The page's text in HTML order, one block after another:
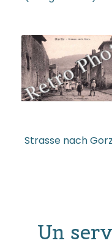
Strasse nach
Un